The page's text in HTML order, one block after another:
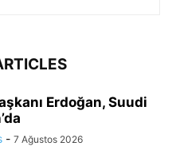
Erdoğan, Suudi
- 7 Ağustos 2026